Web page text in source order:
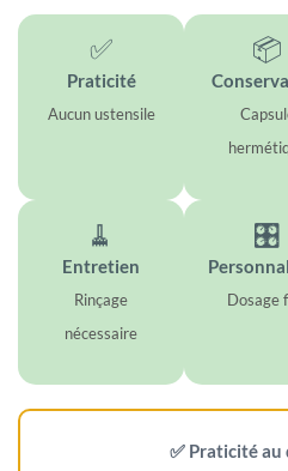
✅
Praticité
Aucun ustensile
📦
🧹
Entretien
Rinçage
nécessaire
🎛️
Dosage
✅ Praticité